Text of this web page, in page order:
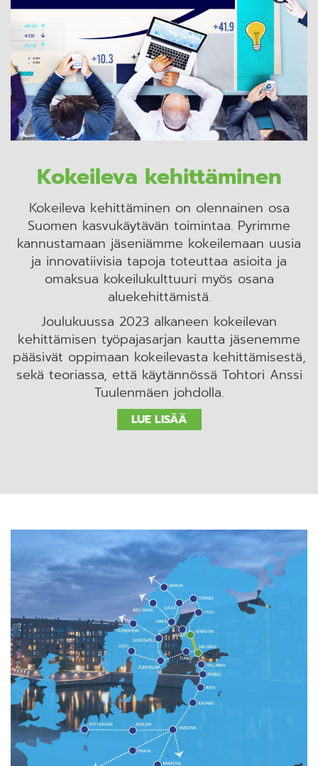
Kokeileva kehittäminen
Kokeileva kehittäminen on olennainen osa
Suomen kasvukäytävän toimintaa. Pyrimme
kannustamaan jäseniämme kokeilemaan uusia
ja innovatiivisia tapoja toteuttaa asioita ja
omaksua kokeilukulttuuri myös osana
aluekehittämistä.
Joulukuussa 2023 alkaneen kokeilevan
kehittämisen työpajasarjan kautta jäsenemme
pääsivät oppimaan kokeilevasta kehittämisestä,
sekä teoriassa, että käytännössä Tohtori Anssi
Tuulenmäen johdolla.
LUE LISÄÄ